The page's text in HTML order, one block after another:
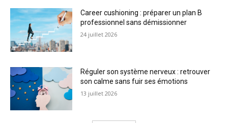
Career cushioning : préparer un plan B
professionnel sans démissionner
24 juillet 2026
Réguler son système nerveux : retrouver
son calme sans fuir ses émotions
13 juillet 2026